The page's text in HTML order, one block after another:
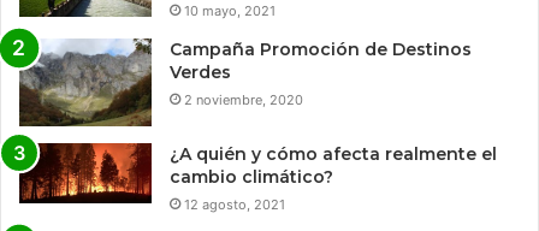
10 mayo, 2021
Campaña Promoción de Destinos
Verdes
2 noviembre, 2020
¿A quién y cómo afecta realmente el
cambio climático?
12 agosto, 2021